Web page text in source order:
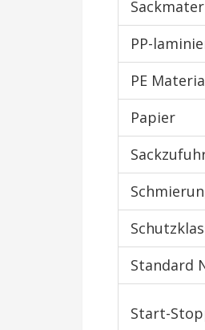
PP-
PE
Papier
Standard
Start-